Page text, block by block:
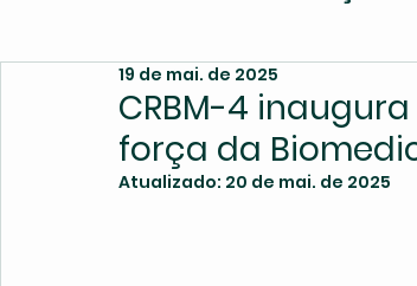
Institucional
CRBM-4
força da
19 de mai. de 2025
Atualizado: 20 de mai. de 2025